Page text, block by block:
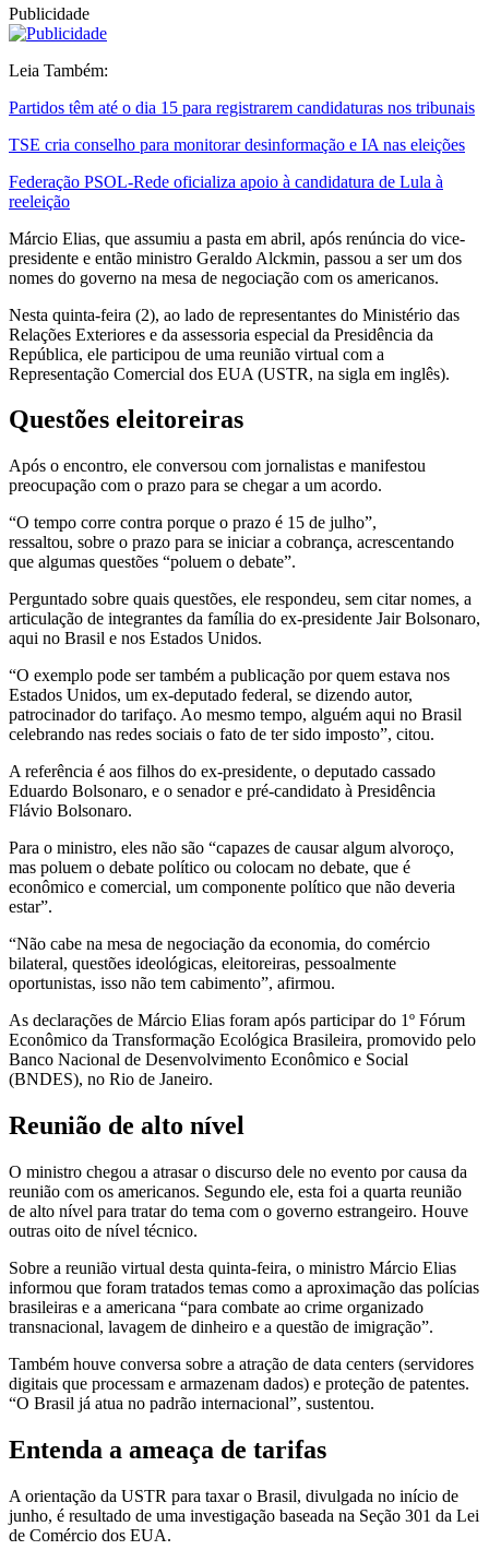
Publicidade
Leia Também:
Partidos têm até o dia 15 para registrarem candidaturas nos tribunais
TSE cria conselho para monitorar desinformação e IA nas eleições
Federação PSOL-Rede oficializa apoio à candidatura de Lula à
reeleição
Márcio Elias, que assumiu a pasta em abril, após renúncia do vice-
presidente e então ministro Geraldo Alckmin, passou a ser um dos
nomes do governo na mesa de negociação com os americanos.
Nesta quinta-feira (2), ao lado de representantes do Ministério das
Relações Exteriores e da assessoria especial da Presidência da
República, ele participou de uma reunião virtual com a
Representação Comercial dos EUA (USTR, na sigla em inglês).
Questões eleitoreiras
Após o encontro, ele conversou com jornalistas e manifestou
preocupação com o prazo para se chegar a um acordo.
“O tempo corre contra porque o prazo é 15 de julho”,
ressaltou, sobre o prazo para se iniciar a cobrança, acrescentando
que algumas questões “poluem o debate”.
Perguntado sobre quais questões, ele respondeu, sem citar nomes, a
articulação de integrantes da família do ex-presidente Jair Bolsonaro,
aqui no Brasil e nos Estados Unidos.
“O exemplo pode ser também a publicação por quem estava nos
Estados Unidos, um ex-deputado federal, se dizendo autor,
patrocinador do tarifaço. Ao mesmo tempo, alguém aqui no Brasil
celebrando nas redes sociais o fato de ter sido imposto”, citou.
A referência é aos filhos do ex-presidente, o deputado cassado
Eduardo Bolsonaro, e o senador e pré-candidato à Presidência
Flávio Bolsonaro.
Para o ministro, eles não são “capazes de causar algum alvoroço,
mas poluem o debate político ou colocam no debate, que é
econômico e comercial, um componente político que não deveria
estar”.
“Não cabe na mesa de negociação da economia, do comércio
bilateral, questões ideológicas, eleitoreiras, pessoalmente
oportunistas, isso não tem cabimento”, afirmou.
As declarações de Márcio Elias foram após participar do 1º Fórum
Econômico da Transformação Ecológica Brasileira, promovido pelo
Banco Nacional de Desenvolvimento Econômico e Social
(BNDES), no Rio de Janeiro.
Reunião de alto nível
O ministro chegou a atrasar o discurso dele no evento por causa da
reunião com os americanos. Segundo ele, esta foi a quarta reunião
de alto nível para tratar do tema com o governo estrangeiro. Houve
outras oito de nível técnico.
Sobre a reunião virtual desta quinta-feira, o ministro Márcio Elias
informou que foram tratados temas como a aproximação das polícias
brasileiras e a americana “para combate ao crime organizado
transnacional, lavagem de dinheiro e a questão de imigração”.
Também houve conversa sobre a atração de data centers (servidores
digitais que processam e armazenam dados) e proteção de patentes.
“O Brasil já atua no padrão internacional”, sustentou.
Entenda a ameaça de tarifas
A orientação da USTR para taxar o Brasil, divulgada no início de
junho, é resultado de uma investigação baseada na Seção 301 da Lei
de Comércio dos EUA.